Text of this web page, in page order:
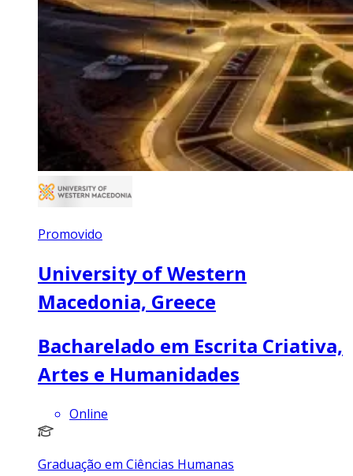
Promovido
University of Western
Macedonia, Greece
Bacharelado em Escrita Criativa,
Artes e Humanidades
Online
Graduação em Ciências Humanas